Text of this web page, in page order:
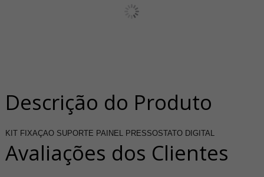
Descrição do Produto
KIT FIXAÇAO SUPORTE PAINEL PRESSOSTATO DIGITAL
Avaliações dos Clientes